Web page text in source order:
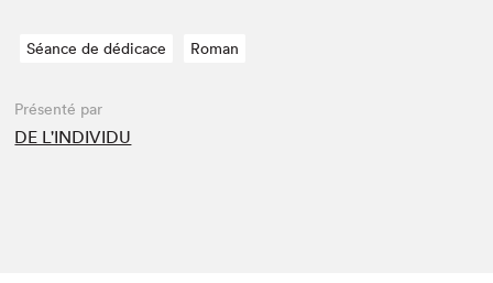
Séance de dédicace Roman
Présenté par
DE L'INDIVIDU